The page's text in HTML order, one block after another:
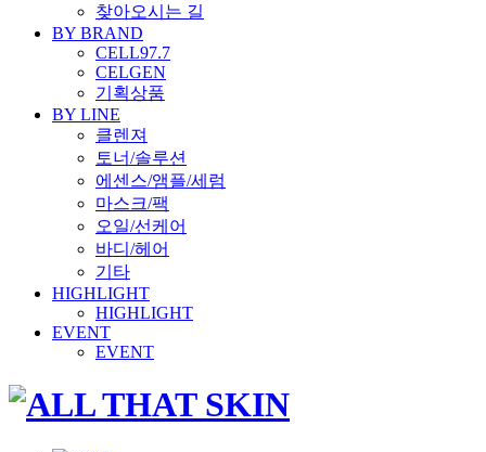
찾아오시는 길
BY BRAND
CELL97.7
CELGEN
기획상품
BY LINE
클렌져
토너/솔루션
에센스/앰플/세럼
마스크/팩
오일/선케어
바디/헤어
기타
HIGHLIGHT
HIGHLIGHT
EVENT
EVENT